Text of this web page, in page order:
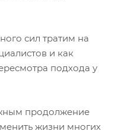
сил тратим на
и как
подхода у
продолжение
жизни многих